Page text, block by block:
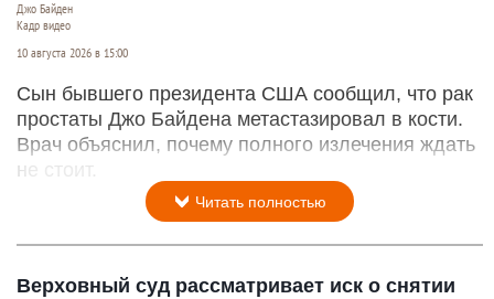
Джо Байден
Кадр видео
10 августа 2026 в 15:00
Сын бывшего президента США сообщил, что рак
простаты Джо Байдена метастазировал в кости.
Врач объяснил, почему полного излечения ждать
не стоит.
Читать полностью
Верховный суд рассматривает иск о снятии